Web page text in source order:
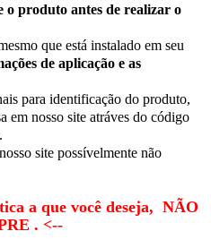
o produto antes de realizar o
que está instalado em seu
de aplicação e as
para identificação do produto,
em nosso site atráves do código
site possívelmente não
a que você deseja, NÃO
. <--